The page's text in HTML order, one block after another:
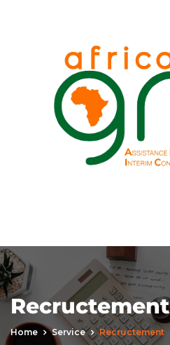
Recructement
Home Service Recructement